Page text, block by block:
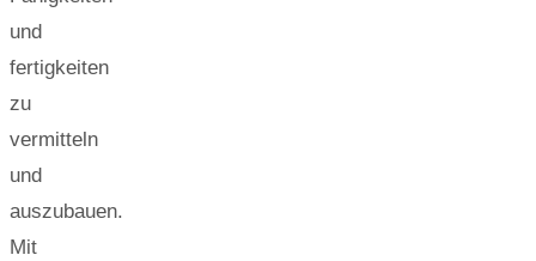
und
fertigkeiten
zu
vermitteln
und
auszubauen.
Mit